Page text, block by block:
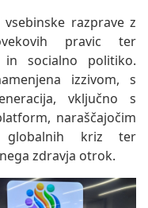
razprave z
pravic ter
in socialno politiko.
izzivom, s
vključno s
naraščajočim
globalnih kriz ter
zdravja otrok.